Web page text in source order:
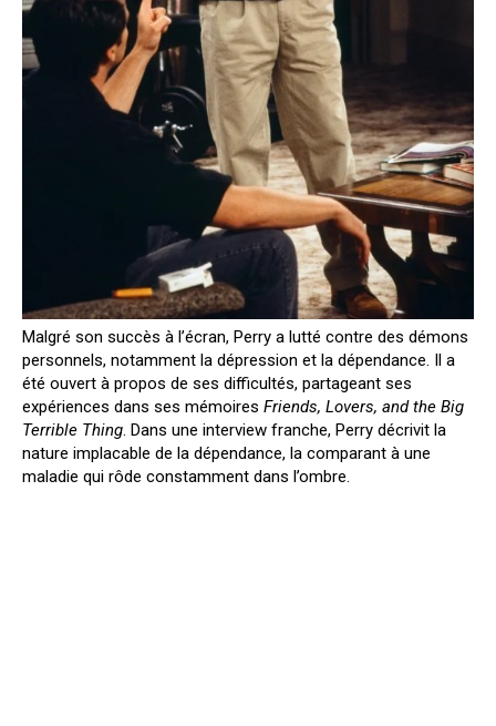
Malgré son succès à l’écran, Perry a lutté contre des démons
personnels, notamment la dépression et la dépendance. Il a
été ouvert à propos de ses difficultés, partageant ses
expériences dans ses mémoires Friends, Lovers, and the Big
Terrible Thing. Dans une interview franche, Perry décrivit la
nature implacable de la dépendance, la comparant à une
maladie qui rôde constamment dans l’ombre.